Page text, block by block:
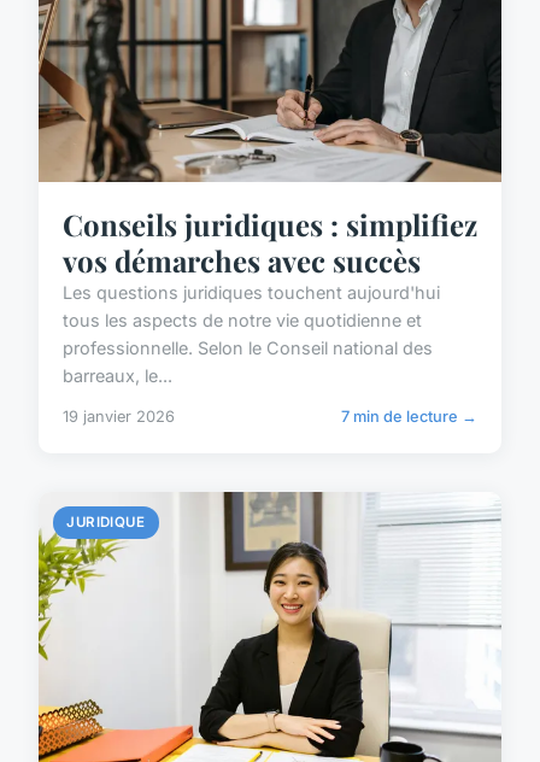
Conseils juridiques : simplifiez
vos démarches avec succès
Les questions juridiques touchent aujourd'hui
tous les aspects de notre vie quotidienne et
professionnelle. Selon le Conseil national des
barreaux, le...
19 janvier 2026 7 min de lecture →
JURIDIQUE